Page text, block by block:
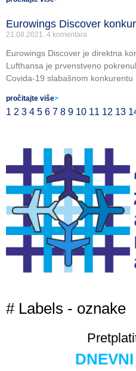
Eurowings Discover
21.08.2021. 4 komentara
Eurowings Discover je direktna
Lufthansa je prvenstveno
Covida-19 slabašnom
pročitajte više>
1 2 3 4 5 6 7 8 9 10 11 12 13
# Labels - oznake